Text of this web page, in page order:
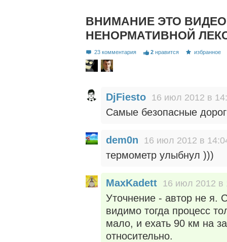
ВНИМАНИЕ ЭТО
НЕНОРМАТИВНОЙ
23 комментария 2 нравится избранное
DjFiesto 16 июл 2012 в
Самые безопасные
dem0n 16 июл 2012 в
термометр улыбнул )))
MaxKadett 16 июл 2012 в
Уточнение - автор не я.
видимо тогда процесс
мало, и ехать 90 км на
относительно.